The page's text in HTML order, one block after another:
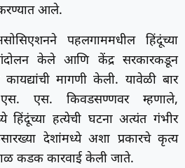
आले.
पहलगाममधील हिंदूंच्या
केले आणि केंद्र सरकारकडून
कायद्यांची मागणी केली. यावेळी बार
एस. किवडसण्णवर म्हणाले,
हिंदूंच्या हत्येची घटना अत्यंत गंभीर
देशांमध्ये अशा प्रकारचे कृत्य
कडक कारवाई केली जाते.